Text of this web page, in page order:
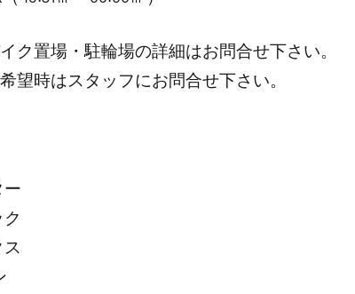
ク置場・駐輪場の詳細はお問合せ下さい。
望時はスタッフにお問合せ下さい。
ー